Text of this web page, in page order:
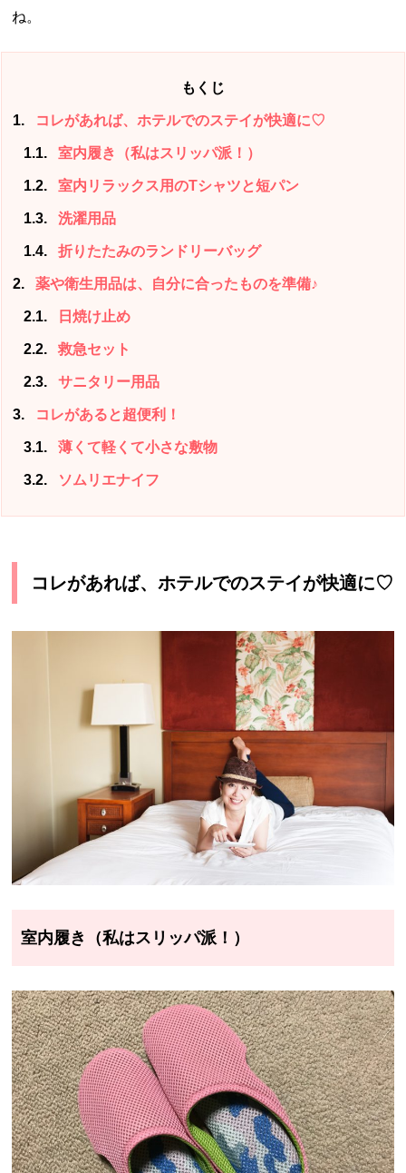
ね。
もくじ
1 コレがあれば、ホテルでのステイが快適に♡
1.1 室内履き（私はスリッパ派！）
1.2 室内リラックス用のTシャツと短パン
1.3 洗濯用品
1.4 折りたたみのランドリーバッグ
2 薬や衛生用品は、自分に合ったものを準備♪
2.1 日焼け止め
2.2 救急セット
2.3 サニタリー用品
3 コレがあると超便利！
3.1 薄くて軽くて小さな敷物
3.2 ソムリエナイフ
コレがあれば、ホテルでのステイが快適に♡
室内履き（私はスリッパ派！）